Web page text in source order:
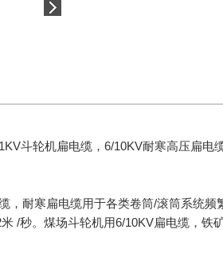
斗轮机扁电缆，6/10KV耐寒高压扁
，耐寒扁电缆用于各类卷筒/滚筒系统
/秒。煤场斗轮机用6/10KV扁电缆，铁